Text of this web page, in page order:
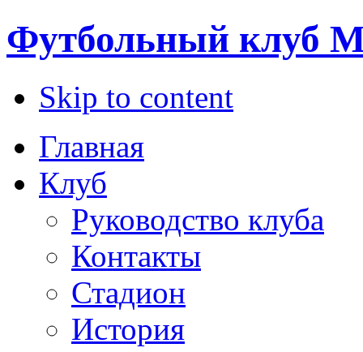
Футбольный клуб
Skip to content
Главная
Клуб
Руководство клуба
Контакты
Стадион
История